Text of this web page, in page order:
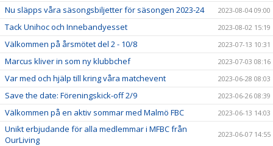
Nu släpps våra säsongsbiljetter för säsongen 2023-24 2023-08-04 09:00
Tack Unihoc och Innebandyesset 2023-08-02 15:19
Välkommen på årsmötet del 2 - 10/8 2023-07-13 10:31
Marcus kliver in som ny klubbchef 2023-07-03 08:16
Var med och hjälp till kring våra matchevent 2023-06-28 08:03
Save the date: Föreningskick-off 2/9 2023-06-26 08:39
Välkommen på en aktiv sommar med Malmö FBC 2023-06-13 14:03
Unikt erbjudande för alla medlemmar i MFBC från
OurLiving
2023-06-07 14:55